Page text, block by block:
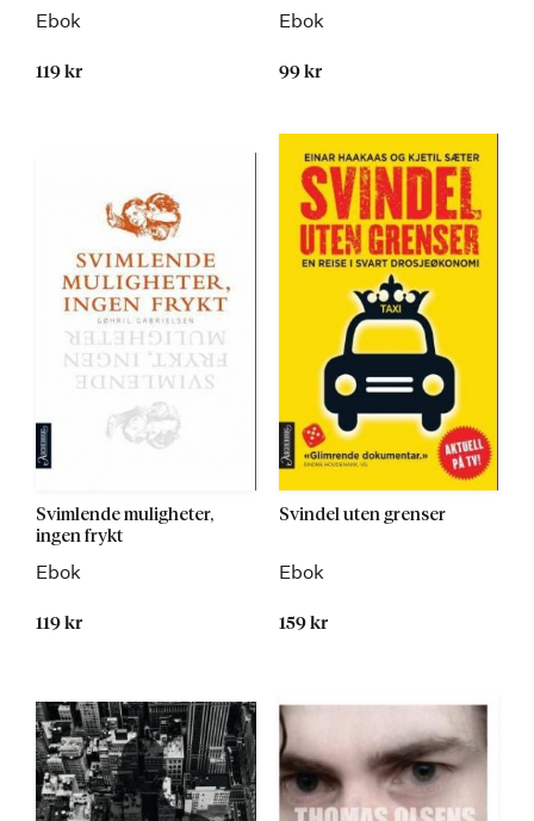
Ebok
119 kr
Ebok
99 kr
Svimlende muligheter,
ingen frykt
Ebok
119 kr
Svindel uten grenser
Ebok
159 kr